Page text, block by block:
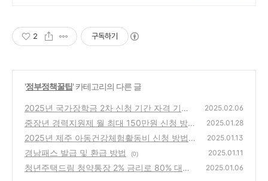
2 구독하기
'정부정책꿀팁' 카테고리의 다른 글
2025년 국가장학금 2차 신청 기간 자격 기준
매뉴얼
(0)
2025.02.06
중장년 경력지원제 월 최대 150만원 신청 방
법
(0)
2025.01.28
2025년 제주 아동건강체험활동비 신청 방법
(0)
2025.01.13
경남패스 발급 및 환급 방법 (0) 2025.01.11
청년주택드림 청약통장 2% 금리로 80% 대출
2025.01.06